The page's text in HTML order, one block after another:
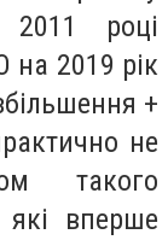
році
2019 рік
+
не
такого
які вперше